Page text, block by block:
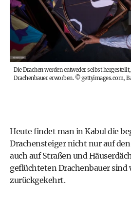
Die Drachen werden entweder selbst
Drachenbauer erworben. ©gettyimages.com,
Heute findet man in Kabul die
Drachensteiger nicht nur auf
auch auf Straßen und
geflüchteten Drachenbauer sind
zurückgekehrt.